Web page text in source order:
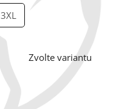
3XL
Zvolte variantu